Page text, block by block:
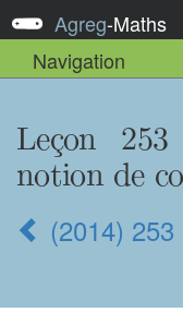
Agreg-Maths
Navigation
Leçon 253
notion de
(2014) 253